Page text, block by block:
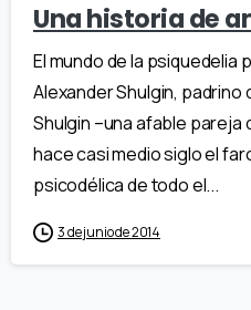
Una historia de
El mundo de la psiquedelia
Alexander Shulgin, padrino
Shulgin –una afable
hace casi medio siglo el
psicodélica de todo el...
3 de junio de 2014